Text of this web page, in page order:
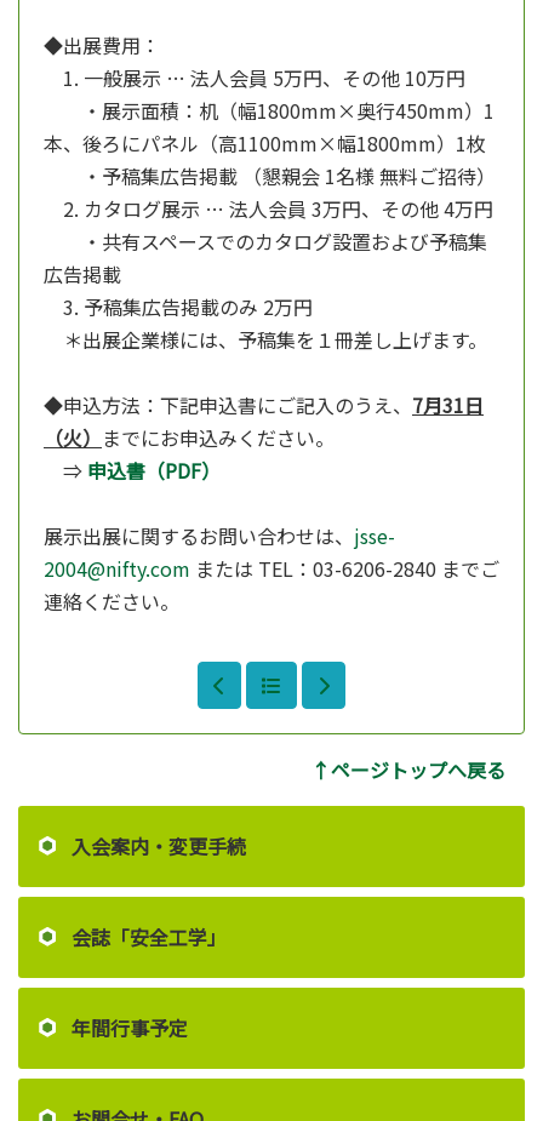
入会案内・変更手続
会誌「安全工学」
年間行事予定
◆出展費用：
1. 一般展示 … 法人会員 5万円、その他 10万円
・展示面積：机（幅1800mm×奥行450mm）1
本、後ろにパネル（高1100mm×幅1800mm）1枚
・予稿集広告掲載 （懇親会 1名様 無料ご招待）
2. カタログ展示 … 法人会員 3万円、その他 4万円
・共有スペースでのカタログ設置および予稿集
広告掲載
3. 予稿集広告掲載のみ 2万円
＊出展企業様には、予稿集を１冊差し上げます。
◆申込方法：下記申込書にご記入のうえ、 7月31日
（火） までにお申込みください。
⇒ 申込書（PDF）
展示出展に関するお問い合わせは、 jsse-
2004@nifty.com または TEL：03-6206-2840 までご
連絡ください。
↑ページトップへ戻る